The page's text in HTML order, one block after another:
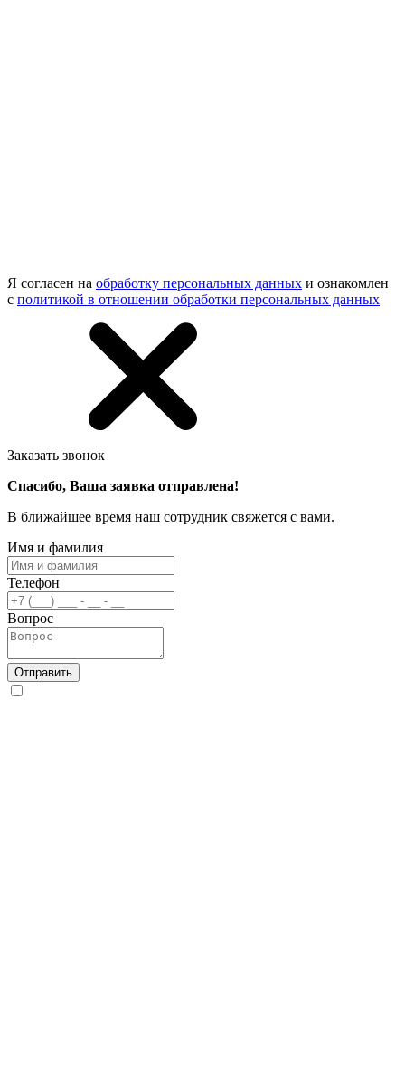
Я согласен на обработку персональных данных и ознакомлен
с политикой в отношении обработки персональных данных
Заказать звонок
Спасибо, Ваша заявка отправлена!
В ближайшее время наш сотрудник свяжется с вами.
Имя и фамилия
Телефон
Вопрос
Отправить